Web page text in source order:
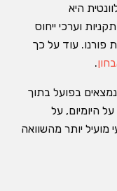
היא
וערכי ייחוס
פורנו. עוד על כך
.
בפועל בתוך
היומיום, על
מועיל יותר מהשוואה